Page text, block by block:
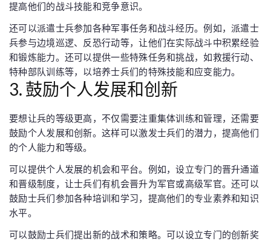
提高他们的战斗技能和竞争意识。
还可以派遣士兵参加各种军事任务和战斗经历。例如，派遣士
兵参与边境巡逻、反恐行动等，让他们在实际战斗中积累经验
和锻炼能力。还可以提供一些特殊任务和挑战，如救援行动、
特种部队训练等，以培养士兵们的特殊技能和应变能力。
3. 鼓励个人发展和创新
要想让兵的等级更高，不仅需要注重集体训练和管理，还需要
鼓励个人发展和创新。这样可以激发士兵们的潜力，提高他们
的个人能力和等级。
可以提供个人发展的机会和平台。例如，设立专门的晋升通道
和晋级制度，让士兵们有机会晋升为军官或高级军官。还可以
鼓励士兵们参加各种培训和学习，提高他们的专业素养和知识
水平。
可以鼓励士兵们提出新的战术和策略。可以设立专门的创新奖